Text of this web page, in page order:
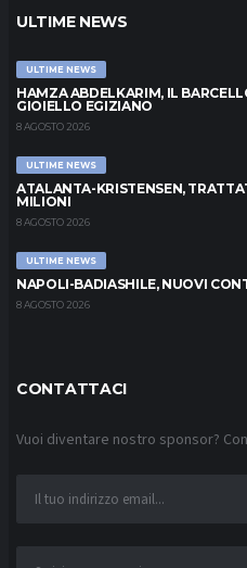
ULTIME NEWS
ULTIME NEWS
HAMZA ABDELKARIM, IL
GIOIELLO EGIZIANO
8 AGOSTO 2026
ULTIME NEWS
ATALANTA-KRISTENSEN,
MILIONI
8 AGOSTO 2026
ULTIME NEWS
NAPOLI-BADIASHILE, NUOVI
8 AGOSTO 2026
CONTATTACI
Vuoi diventare nostro sponsor?